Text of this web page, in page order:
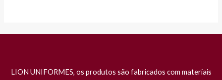
LION UNIFORMES, os produtos são fabricados com materiais